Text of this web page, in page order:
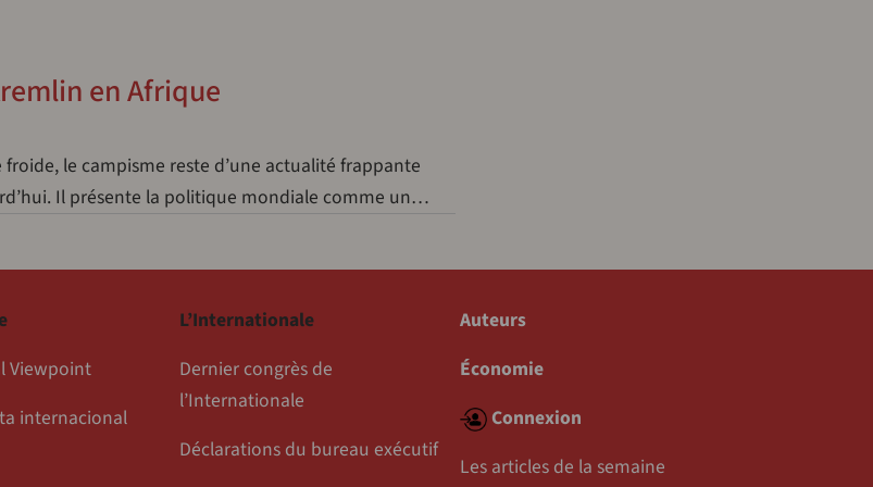
en Afrique
le campisme reste d’une actualité frappante
Il présente la politique mondiale comme un…
Viewpoint
internacional
L’Internationale
Dernier congrès de
l’Internationale
Déclarations du bureau exécutif
Auteurs
Économie
Connexion
Les articles de la semaine